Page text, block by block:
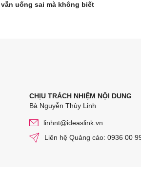
uống sai mà không biết
CHỊU TRÁCH NHIỆM NỘI DUNG
Bà Nguyễn Thùy Linh
linhnt@ideaslink.vn
Liên hệ Quảng cáo: 0936 00